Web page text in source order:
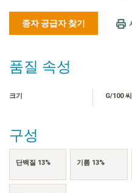
TIẾNG VIỆT
종자 공급자 찾기
품질 속성
크기 G/100
구성
단백질 13% 기름 13%